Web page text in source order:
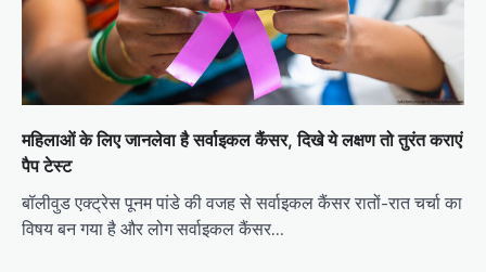
महिलाओं के लिए जानलेवा है सर्वाइकल कैंसर, दिखे ये लक्षण तो तुरंत कराएं
पैप टेस्ट
बॉलीवुड एक्ट्रेस पूनम पांडे की वजह से सर्वाइकल कैंसर रातों-रात चर्चा का
विषय बन गया है और लोग सर्वाइकल कैंसर…